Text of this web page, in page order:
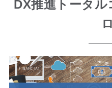
DX推進トータ